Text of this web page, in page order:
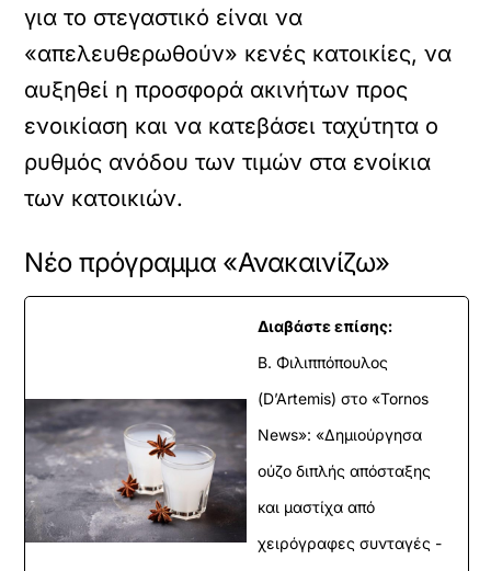
για το στεγαστικό είναι να
«απελευθερωθούν» κενές κατοικίες, να
αυξηθεί η προσφορά ακινήτων προς
ενοικίαση και να κατεβάσει ταχύτητα ο
ρυθμός ανόδου των τιμών στα ενοίκια
των κατοικιών.
Νέο πρόγραμμα «Ανακαινίζω»
Διαβάστε επίσης:
Β. Φιλιππόπουλος
(D’Artemis) στο «Tornos
News»: «Δημιούργησα
ούζο διπλής απόσταξης
και μαστίχα από
χειρόγραφες συνταγές -